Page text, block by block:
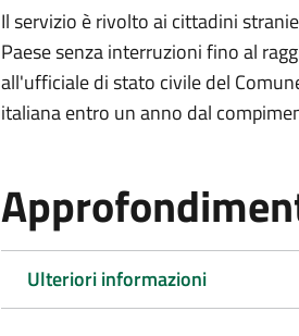
Il servizio è rivolto ai cittadini
Paese senza interruzioni fino al
all'ufficiale di stato civile del
italiana entro un anno dal
Ulteriori informazioni